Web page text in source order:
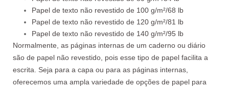
Papel de texto não revestido de 100 g/m²/68 lb
Papel de texto não revestido de 120 g/m²/81 lb
Papel de texto não revestido de 140 g/m²/95 lb
Normalmente, as páginas internas de um caderno ou diário
são de papel não revestido, pois esse tipo de papel facilita a
escrita. Seja para a capa ou para as páginas internas,
oferecemos uma ampla variedade de opções de papel para